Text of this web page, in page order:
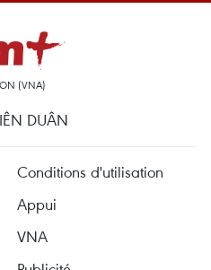
(VNA)
DUÂN
Conditions d'utilisation
Appui
VNA